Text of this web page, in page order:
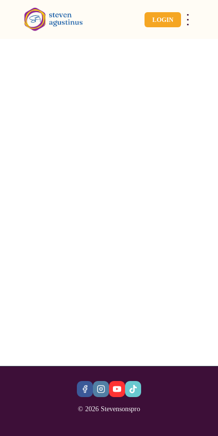
LOGIN ⋮
© 2026 Stevensonspro